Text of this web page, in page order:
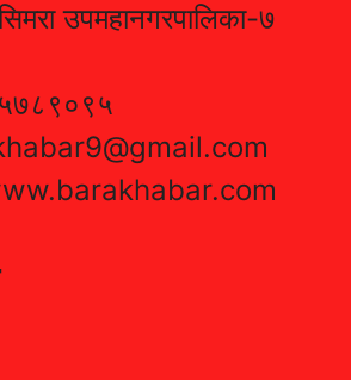
उपमहानगरपालिका-७